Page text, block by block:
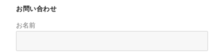
お問い合わせ
お名前